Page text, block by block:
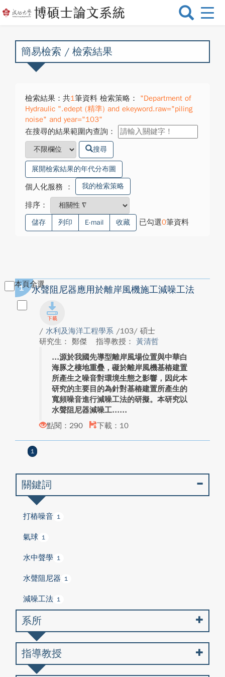
選
換
簡易檢索 / 檢索結果
檢索結果：共1筆資料 檢索策略：
"Department of
Hydraulic ".edept (精準) and ekeyword.raw="piling
noise" and year="103"
在搜尋的結果範圍內查詢：
搜尋
展開檢索結果的年代分布圖
個人化服務 ： 我的檢索策略
排序：
儲存 列印 E-mail 收藏 已勾選0筆資料
本頁全選
1 水聲阻尼器應用於離岸風機施工減噪工法
/ 水利及海洋工程學系 /103/ 碩士
研究生： 鄭傑
指導教授： 黃清哲
源於我國先導型離岸風場位置與中華白
海豚之棲地重疊，礙於離岸風機基樁建置
所產生之噪音對環境生態之影響，因此本
研究的主要目的為針對基樁建置所產生的
寬頻噪音進行減噪工法的研擬。本研究以
水聲阻尼器減噪工...
點閱：290
下載：10
1
關鍵詞
打樁噪音 1
氣球 1
水中聲學 1
水聲阻尼器 1
減噪工法 1
系所
指導教授